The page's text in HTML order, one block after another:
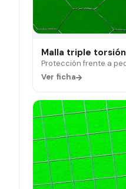
Malla triple torsión
Protección frente a
Ver ficha